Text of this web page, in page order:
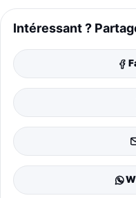
Intéressant ?